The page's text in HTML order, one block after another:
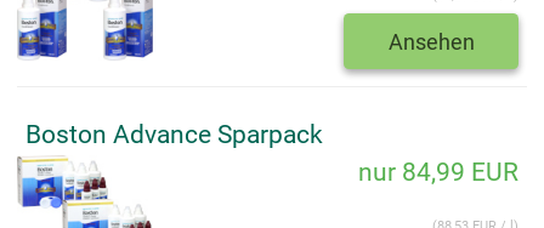
Ansehen
Boston Advance Sparpack
nur 84,99 EUR